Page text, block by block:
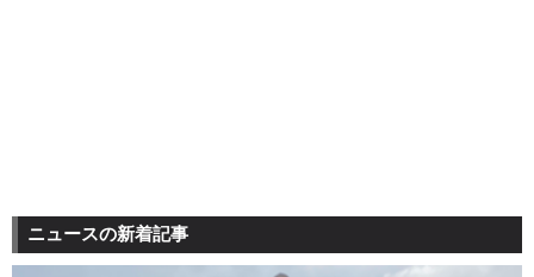
ニュースの新着記事